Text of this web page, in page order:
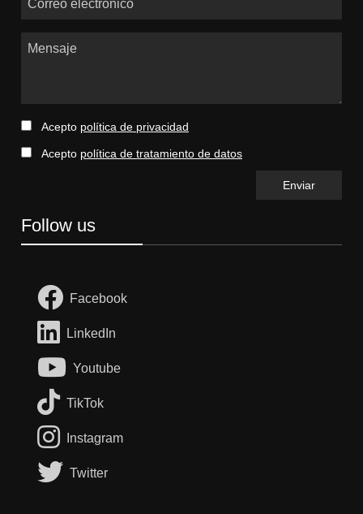
Mensaje
Acepto política de privacidad
Acepto política de tratamiento de datos
Follow us
Facebook
LinkedIn
Youtube
TikTok
Instagram
Twitter